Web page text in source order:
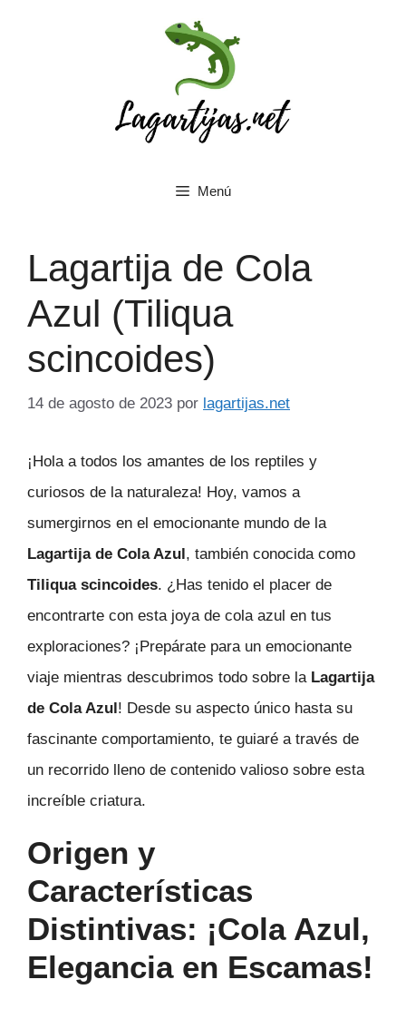
Menú
Lagartija de Cola
Azul (Tiliqua
scincoides)
14 de agosto de 2023 por lagartijas.net
¡Hola a todos los amantes de los reptiles y
curiosos de la naturaleza! Hoy, vamos a
sumergirnos en el emocionante mundo de la
Lagartija de Cola Azul, también conocida como
Tiliqua scincoides. ¿Has tenido el placer de
encontrarte con esta joya de cola azul en tus
exploraciones? ¡Prepárate para un emocionante
viaje mientras descubrimos todo sobre la Lagartija
de Cola Azul! Desde su aspecto único hasta su
fascinante comportamiento, te guiaré a través de
un recorrido lleno de contenido valioso sobre esta
increíble criatura.
Origen y
Características
Distintivas: ¡Cola Azul,
Elegancia en Escamas!